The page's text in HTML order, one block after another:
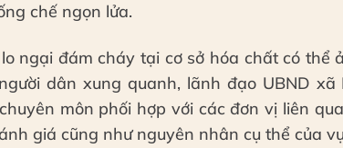
chế ngọn lửa.
ngại đám cháy tại cơ sở hóa chất có thể
dân xung quanh, lãnh đạo UBND
môn phối hợp với các đơn vị liên
giá cũng như nguyên nhân cụ thể của